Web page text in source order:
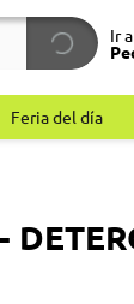
Ir
Feria del día